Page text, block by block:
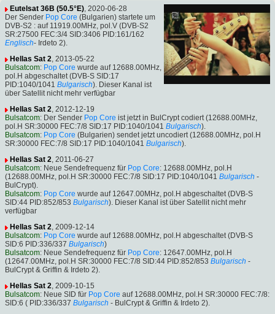
Eutelsat 36B (50.5°E), 2020-06-28
Der Sender Pop Core (Bulgarien) startete um
DVB-S2 : auf 11919.00MHz, pol.V (DVB-S2
SR:27500 FEC:3/4 SID:3406 PID:161/162
Englisch- Irdeto 2).
Hellas Sat 2, 2013-05-22
Bulsatcom: Pop Core wurde auf 12688.00MHz,
pol.H abgeschaltet (DVB-S SID:17
PID:1040/1041 Bulgarisch). Dieser Kanal ist
über Satellit nicht mehr verfügbar
Hellas Sat 2, 2012-12-19
Bulsatcom: Der Sender Pop Core ist jetzt in BulCrypt codiert (12688.00MHz,
pol.H SR:30000 FEC:7/8 SID:17 PID:1040/1041 Bulgarisch).
Bulsatcom: Pop Core (Bulgarien) sendet jetzt uncodiert (12688.00MHz, pol.H
SR:30000 FEC:7/8 SID:17 PID:1040/1041 Bulgarisch).
Hellas Sat 2, 2011-06-27
Bulsatcom: Neue Sendefrequenz für Pop Core: 12688.00MHz, pol.H
(12688.00MHz, pol.H SR:30000 FEC:7/8 SID:17 PID:1040/1041 Bulgarisch -
BulCrypt).
Bulsatcom: Pop Core wurde auf 12647.00MHz, pol.H abgeschaltet (DVB-S
SID:44 PID:852/853 Bulgarisch). Dieser Kanal ist über Satellit nicht mehr
verfügbar
Hellas Sat 2, 2009-12-14
Bulsatcom: Pop Core wurde auf 12688.00MHz, pol.H abgeschaltet (DVB-S
SID:6 PID:336/337 Bulgarisch)
Bulsatcom: Neue Sendefrequenz für Pop Core: 12647.00MHz, pol.H
(12647.00MHz, pol.H SR:30000 FEC:7/8 SID:44 PID:852/853 Bulgarisch -
BulCrypt & Griffin & Irdeto 2).
Hellas Sat 2, 2009-10-15
Bulsatcom: Neue SID für Pop Core auf 12688.00MHz, pol.H SR:30000 FEC:7/8:
SID:6 ( PID:336/337 Bulgarisch - BulCrypt & Griffin & Irdeto 2).